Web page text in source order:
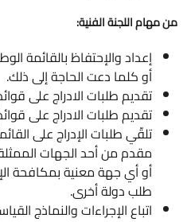
من مهام اللجنة الفنية:
إعداد والإحتفاظ بالقائمة
أو كلما دعت الحاجة إلى ذلك.
تقديم طلبات الادراج على
تقديم طلبات الادراج على
تلقّي طلبات الإدراج على
مقدم من أحد الجهات
أو أي جهة معنية بمكافحة
طلب دولة أخرى.
اتباع الإجراءات والنماذج